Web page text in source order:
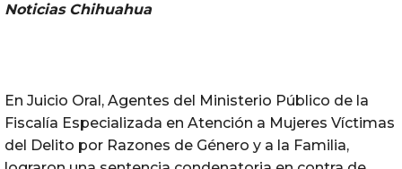
Noticias Chihuahua
En Juicio Oral, Agentes del Ministerio Público de la
Fiscalía Especializada en Atención a Mujeres Víctimas
del Delito por Razones de Género y a la Familia,